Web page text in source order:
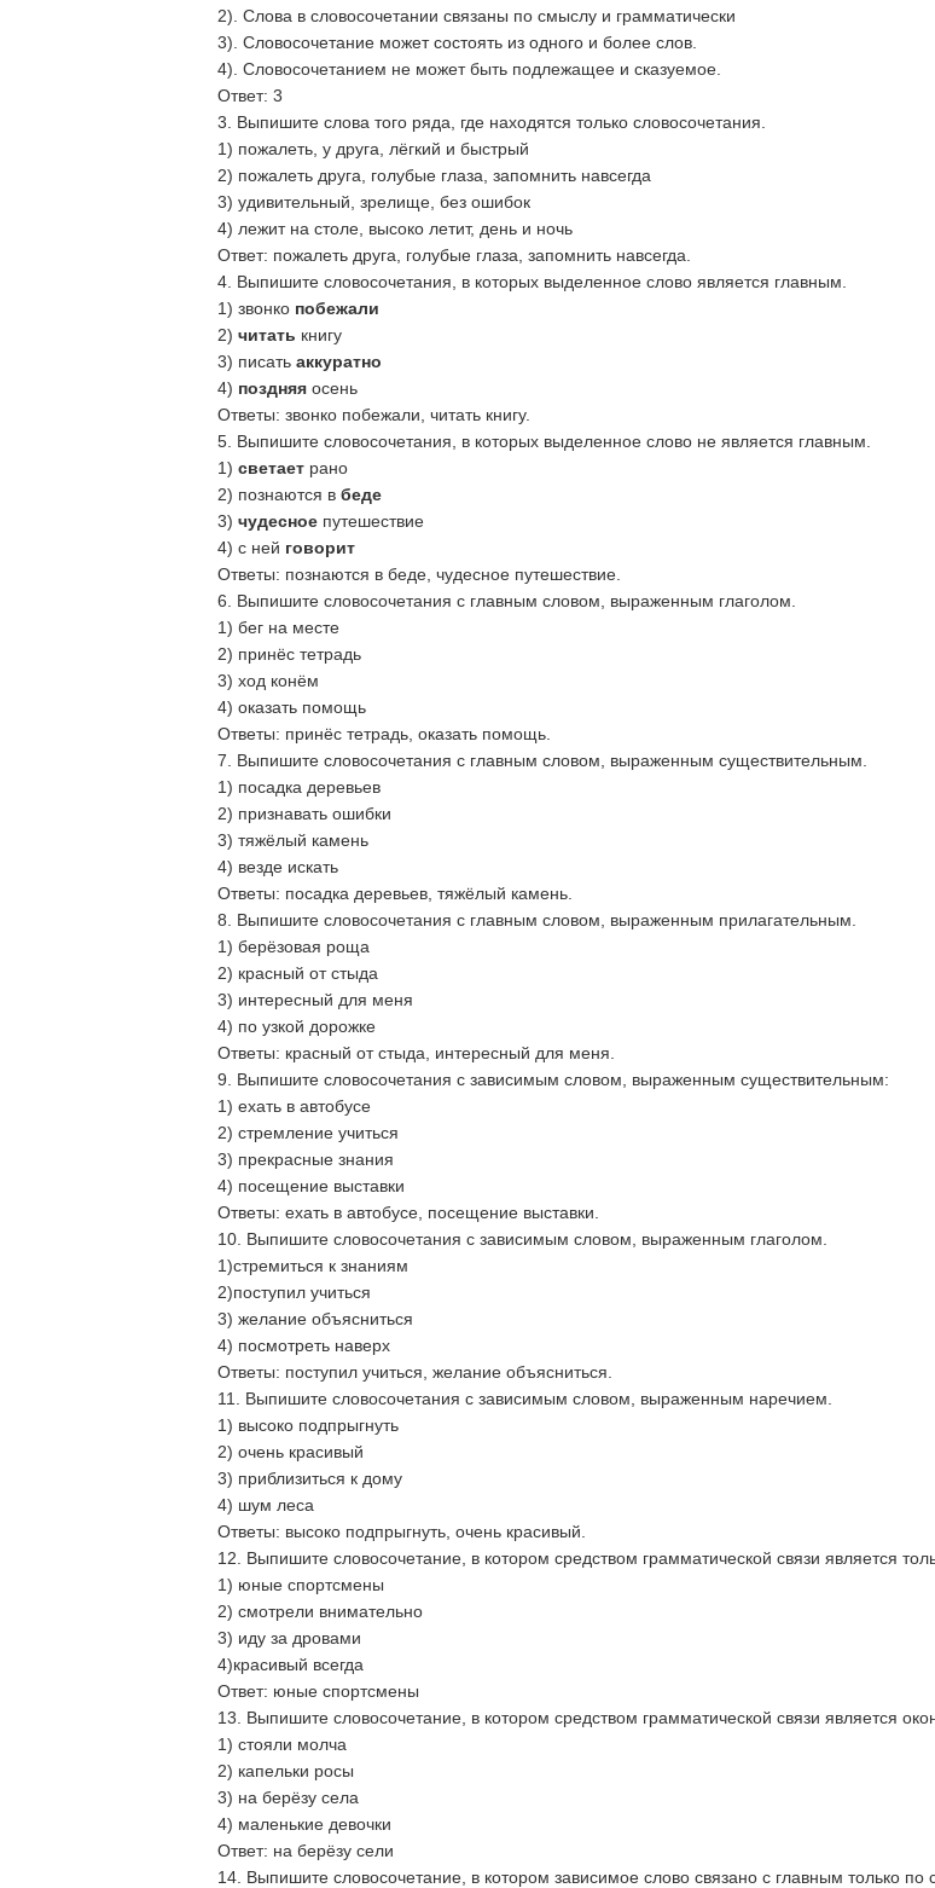
2). Слова в словосочетании связаны по смыслу и грамматически
3). Словосочетание может состоять из одного и более слов.
4). Словосочетанием не может быть подлежащее и сказуемое.
Ответ: 3
3. Выпишите слова того ряда, где находятся только словосочетания.
1) пожалеть, у друга, лёгкий и быстрый
2) пожалеть друга, голубые глаза, запомнить навсегда
3) удивительный, зрелище, без ошибок
4) лежит на столе, высоко летит, день и ночь
Ответ: пожалеть друга, голубые глаза, запомнить навсегда.
4. Выпишите словосочетания, в которых выделенное слово является главным.
1) звонко побежали
2) читать книгу
3) писать аккуратно
4) поздняяосень
Ответы: звонко побежали, читать книгу.
5. Выпишите словосочетания, в которых выделенное слово не является главным.
1) светаетрано
2) познаются в беде
3) чудесноепутешествие
4) с ней говорит
Ответы: познаются в беде, чудесное путешествие.
6. Выпишите словосочетания с главным словом, выраженным глаголом.
1) бег на месте
2) принёс тетрадь
3) ход конём
4) оказать помощь
Ответы: принёс тетрадь, оказать помощь.
7. Выпишите словосочетания с главным словом, выраженным существительным.
1) посадка деревьев
2) признавать ошибки
3) тяжёлый камень
4) везде искать
Ответы: посадка деревьев, тяжёлый камень.
8. Выпишите словосочетания с главным словом, выраженным прилагательным.
1) берёзовая роща
2) красный от стыда
3) интересный для меня
4) по узкой дорожке
Ответы: красный от стыда, интересный для меня.
9. Выпишите словосочетания с зависимым словом, выраженным существительным:
1) ехать в автобусе
2) стремление учиться
3) прекрасные знания
4) посещение выставки
Ответы: ехать в автобусе, посещение выставки.
10. Выпишите словосочетания с зависимым словом, выраженным глаголом.
1)стремиться к знаниям
2)поступил учиться
3) желание объясниться
4) посмотреть наверх
Ответы: поступил учиться, желание объясниться.
11. Выпишите словосочетания с зависимым словом, выраженным наречием.
1) высоко подпрыгнуть
2) очень красивый
3) приблизиться к дому
4) шум леса
Ответы: высоко подпрыгнуть, очень красивый.
12. Выпишите словосочетание, в котором средством грамматической связи является
1) юные спортсмены
2) смотрели внимательно
3) иду за дровами
4)красивый всегда
Ответ: юные спортсмены
13. Выпишите словосочетание, в котором средством грамматической связи является
1) стояли молча
2) капельки росы
3) на берёзу села
4) маленькие девочки
Ответ: на берёзу сели
14. Выпишите словосочетание, в котором зависимое слово связано с главным только по